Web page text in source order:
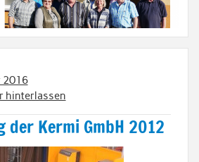
2016
hinterlassen
der Kermi GmbH 2012